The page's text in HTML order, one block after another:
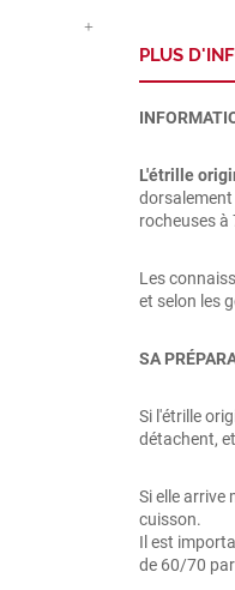
PLUS
L'étrille
dorsalement
rocheuses à
Les
et selon les
SA
Si l'étrille
détachent,
Si elle arrive
cuisson.
Il est
de 60/70 par